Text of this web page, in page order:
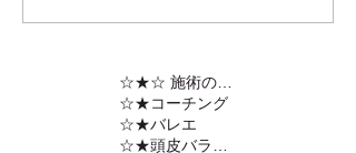
☆★コーチング
☆★バレエ